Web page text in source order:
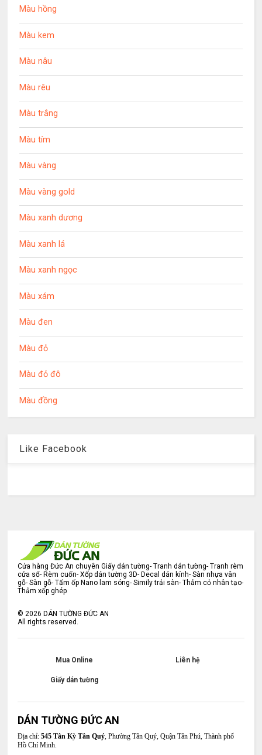
Màu hồng
Màu kem
Màu nâu
Màu rêu
Màu trắng
Màu tím
Màu vàng
Màu vàng gold
Màu xanh dương
Màu xanh lá
Màu xanh ngọc
Màu xám
Màu đen
Màu đỏ
Màu đỏ đô
Màu đồng
Like Facebook
Cửa hàng Đức An chuyên Giấy dán tường- Tranh dán tường- Tranh rèm
cửa sổ- Rèm cuốn- Xốp dán tường 3D- Decal dán kính- Sàn nhựa vân
gỗ- Sàn gỗ- Tấm ốp Nano lam sóng- Simily trải sàn- Thảm cỏ nhân tạo-
Thảm xốp ghép
© 2026 DÁN TƯỜNG ĐỨC AN
All rights reserved.
Mua Online Liên hệ
Giấy dán tường
DÁN TƯỜNG ĐỨC AN
Địa chỉ: 545 Tân Kỳ Tân Quý , Phường Tân Quý, Quận Tân Phú, Thành phố
Hồ Chí Minh.